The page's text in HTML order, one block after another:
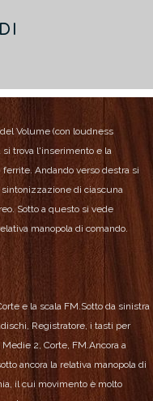
Volume (con loudness
trova l'inserimento e la
Andando verso destra si
di ciascuna
Sotto a questo si vede
manopola di comando.
e la scala FM. Sotto da sinistra
Registratore, i tasti per
2, Corte, FM. Ancora a
ancora la relativa manopola di
il cui movimento è molto